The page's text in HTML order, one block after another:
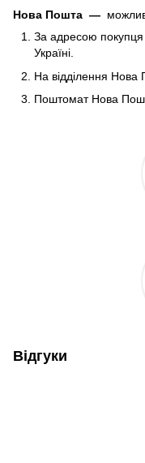
Нова Пошта —
За адресою
Україні.
На відділення Нова
Поштомат Нова
Відгуки